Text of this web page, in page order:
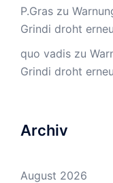
P.Gras zu
Grindi droht
quo vadis zu
Grindi droht
Archiv
August 2026